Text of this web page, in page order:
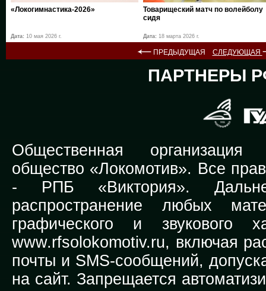
«Локогимнастика-2026»
Дата: 10 мая 2026 г.
Товарищеский матч по волейболу
сидя
Дата: 18 марта 2026 г.
ПРЕДЫДУЩАЯ СЛЕДУЮЩАЯ
ПАРТНЕРЫ
Общественная организация
общество «Локомотив». Все
- РПБ «Виктория».
распространение любых
графического и звукового
www.rfsolokomotiv.ru, включая
почты и SMS-сообщений,
на сайт. Запрещается